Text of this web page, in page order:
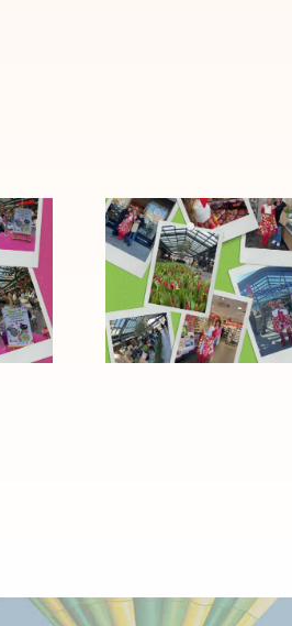
🌷 10 jaar
Stevensbloem:
een zonnig
jubileum!